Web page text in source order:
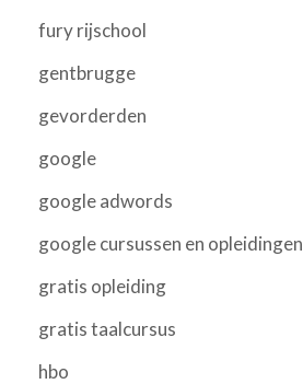
fury rijschool
gentbrugge
gevorderden
google
google adwords
google cursussen en opleidingen
gratis opleiding
gratis taalcursus
hbo